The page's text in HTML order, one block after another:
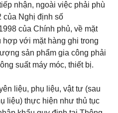
nhận, ngoài việc phải phù
của Nghị định số
của Chính phủ, về mặt
hợp với mặt hàng ghi trong
sản phẩm gia công phải
suất máy móc, thiết bị.
liệu, phụ liệu, vật tư (sau
liệu) thực hiện như thủ tục